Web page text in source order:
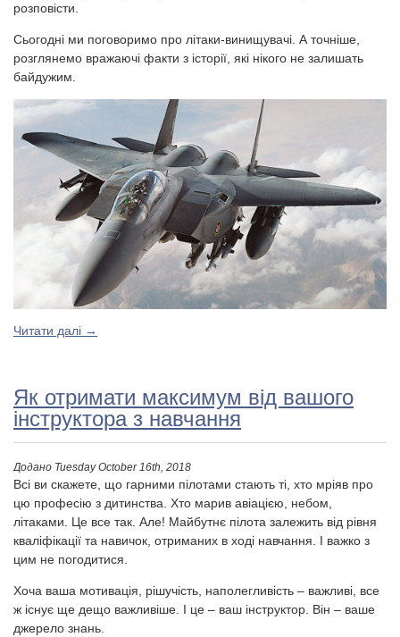
розповісти.
Сьогодні ми поговоримо про літаки-винищувачі. А точніше,
розглянемо вражаючі факти з історії, які нікого не залишать
байдужим.
Читати далі →
Як отримати максимум від вашого
інструктора з навчання
Додано Tuesday October 16th, 2018
Всі ви скажете, що гарними пілотами стають ті, хто мріяв про
цю професію з дитинства. Хто марив авіацією, небом,
літаками. Це все так. Але! Майбутнє пілота залежить від рівня
кваліфікації та навичок, отриманих в ході навчання. І важко з
цим не погодитися.
Хоча ваша мотивація, рішучість, наполегливість – важливі, все
ж існує ще дещо важливіше. І це – ваш інструктор. Він – ваше
джерело знань.